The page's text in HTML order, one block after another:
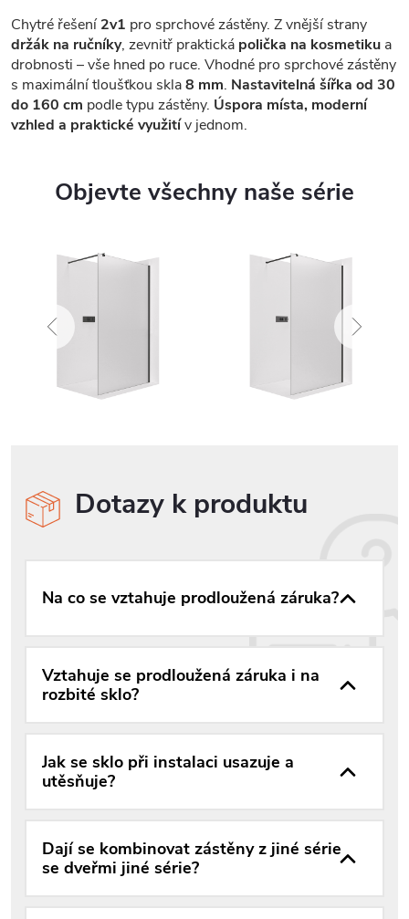
Chytré řešení2v1 pro sprchové zástěny. Z vnější strany
držák na ručníky, zevnitř praktická polička na kosmetiku a
drobnosti – vše hned po ruce. Vhodné pro sprchové zástěny
s maximální tloušťkou skla8 mm. Nastavitelná šířka od 30
do 160 cm podle typu zástěny. Úspora místa, moderní
vzhled a praktické využitív jednom.
Objevte všechny naše série
Dotazy k produktu
Na co se vztahuje prodloužená záruka?
Vztahuje se prodloužená záruka i na
rozbité sklo?
Jak se sklo při instalaci usazuje a
utěsňuje?
Dají se kombinovat zástěny z jiné série
se dveřmi jiné série?